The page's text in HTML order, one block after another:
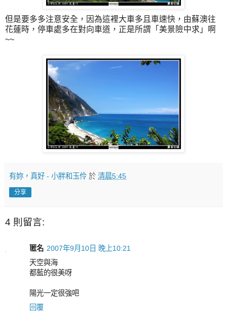
但是要多多注意安全，因為這裡大車多且車速快，由蘇澳往
花蓮時，停車處多在對向車道，正是所謂「美景險中求」啊
~~
有妳，真好 - 小胖和玉伶 於 清晨5:45
分享
4 則留言:
匿名 2007年9月10日 晚上10:21
天空與海
都藍的很美呀
陽光一定很強吧
回覆